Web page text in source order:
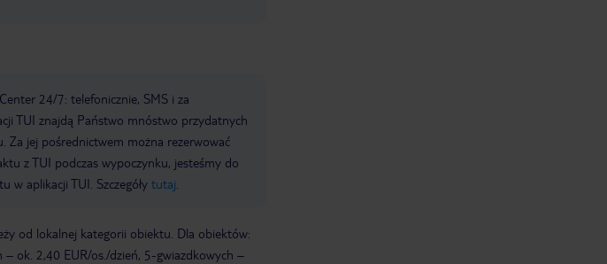
24/7: telefonicznie, SMS i za
TUI znajdą Państwo mnóstwo przydatnych
Za jej pośrednictwem można rezerwować
z TUI podczas wypoczynku, jesteśmy do
w aplikacji TUI. Szczegóły tutaj
od lokalnej kategorii obiektu. Dla obiektów:
ok. 2,40 EUR/os./dzień, 5-gwiazdkowych –